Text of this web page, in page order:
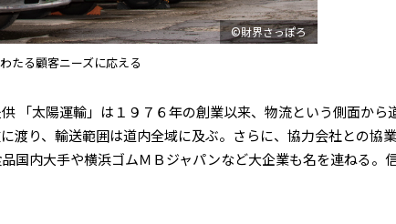
©財界さっぽろ
たる顧客ニーズに応える
「太陽運輸」は１９７６年の創業以来、物流という側面から
渡り、輸送範囲は道内全域に及ぶ。さらに、協力会社との協
内大手や横浜ゴムＭＢジャパンなど大企業も名を連ねる。